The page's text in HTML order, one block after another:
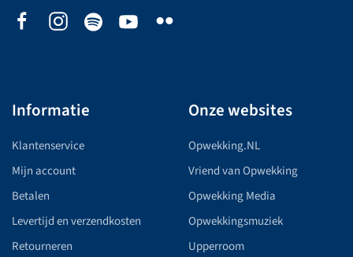
Informatie
Klantenservice
Mijn account
Betalen
Levertijd en verzendkosten
Retourneren
Onze websites
Opwekking.NL
Vriend van Opwekking
Opwekking Media
Opwekkingsmuziek
Upperroom